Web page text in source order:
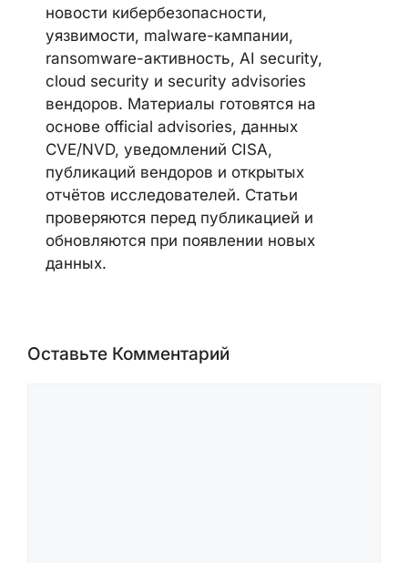
новости кибербезопасности,
уязвимости, malware-кампании,
ransomware-активность, AI security,
cloud security и security advisories
вендоров. Материалы готовятся на
основе official advisories, данных
CVE/NVD, уведомлений CISA,
публикаций вендоров и открытых
отчётов исследователей. Статьи
проверяются перед публикацией и
обновляются при появлении новых
данных.
Оставьте Комментарий